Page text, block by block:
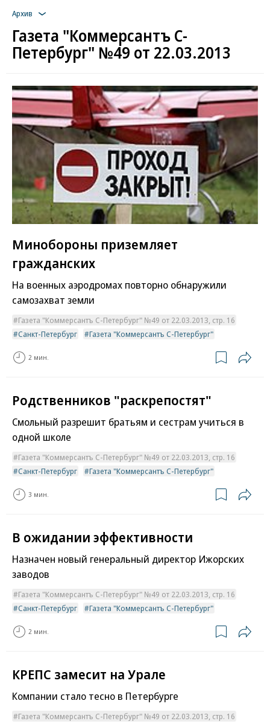
Архив
Газета "Коммерсантъ С-
Петербург" №49 от 22.03.2013
Минобороны приземляет
гражданских
На военных аэродромах повторно обнаружили
самозахват земли
Газета "Коммерсантъ С-Петербург" №49 от 22.03.2013, стр. 16
Санкт-Петербург
Газета "Коммерсантъ С-Петербург"
2 мин.
Родственников "раскрепостят"
Смольный разрешит братьям и сестрам учиться в
одной школе
Газета "Коммерсантъ С-Петербург" №49 от 22.03.2013, стр. 16
Санкт-Петербург
Газета "Коммерсантъ С-Петербург"
3 мин.
В ожидании эффективности
Назначен новый генеральный директор Ижорских
заводов
Газета "Коммерсантъ С-Петербург" №49 от 22.03.2013, стр. 16
Санкт-Петербург
Газета "Коммерсантъ С-Петербург"
2 мин.
КРЕПС замесит на Урале
Компании стало тесно в Петербурге
Газета "Коммерсантъ С-Петербург" №49 от 22.03.2013, стр. 16